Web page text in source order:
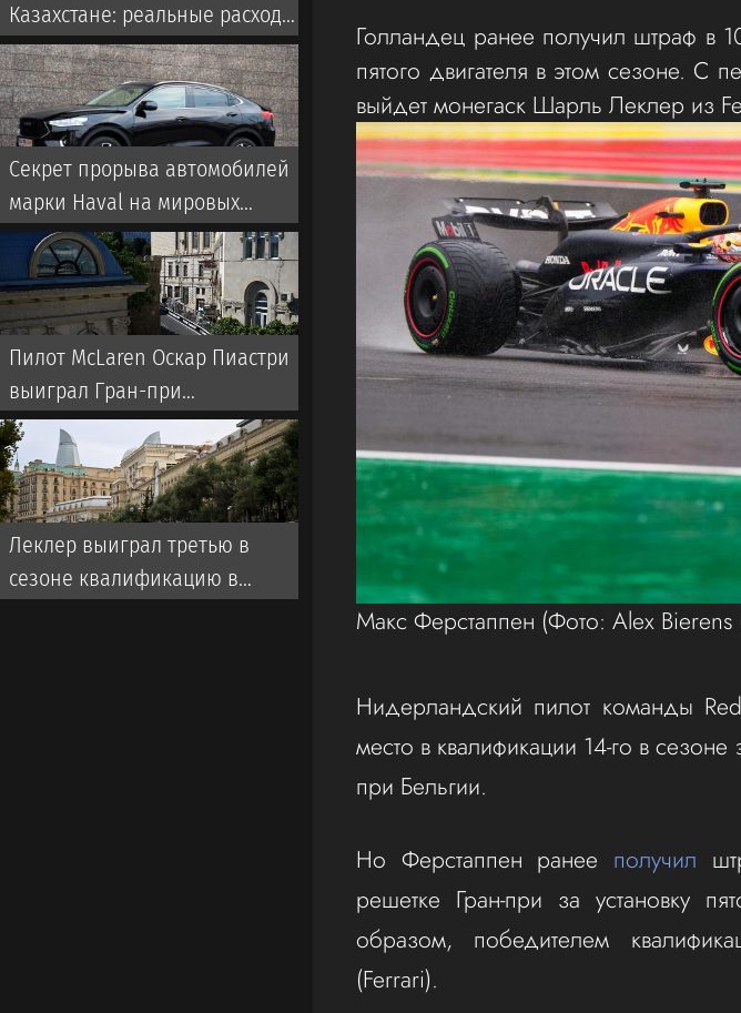
Голландец ранее получил штраф в
пятого двигателя в этом сезоне. С
выйдет монегаск Шарль Леклер из
Макс Ферстаппен (Фото: Alex
Нидерландский пилот команды
место в квалификации 14-го в
при Бельгии.
Но Ферстаппен ранее получил
решетке Гран-при за установку
образом, победителем
(Ferrari).
Казахстане: реальные расходы
за год
Секрет прорыва автомобилей
марки Haval на мировых
рынках
Пилот McLaren Оскар Пиастри
выиграл Гран-при
«Формулы-1» в Баку
Леклер выиграл третью в
сезоне квалификацию в